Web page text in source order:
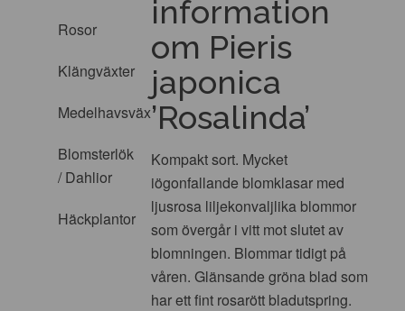
Rosor
Klängväxter
Medelhavsväxter
Blomsterlök
/ Dahlior
Häckplantor
information
om Pieris
japonica
’Rosalinda’
Kompakt sort. Mycket
iögonfallande blomklasar med
ljusrosa liljekonvaljlika blommor
som övergår i vitt mot slutet av
blomningen. Blommar tidigt på
våren. Glänsande gröna blad som
har ett fint rosarött bladutspring.